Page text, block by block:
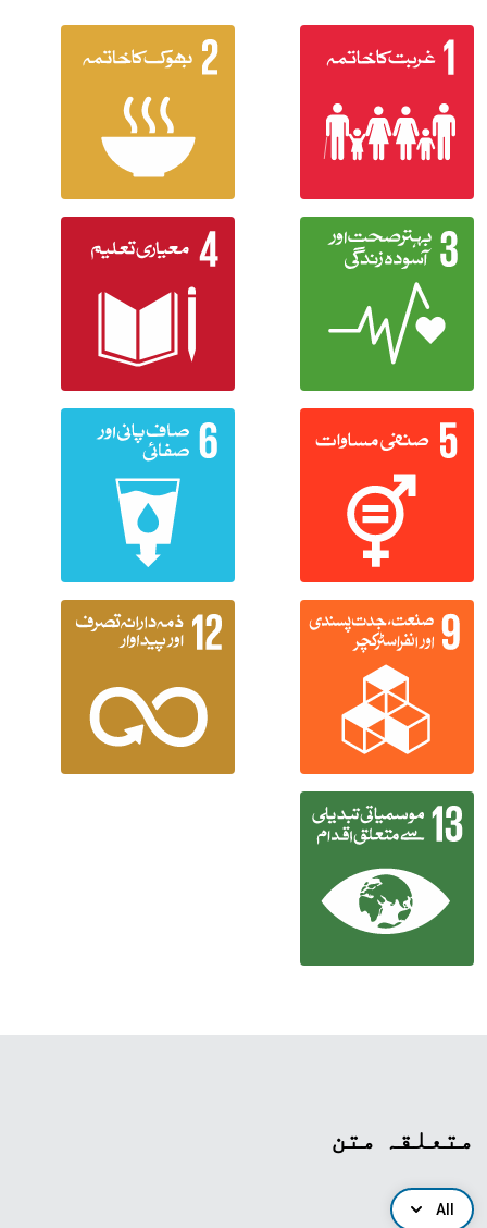
متعلقہ متن
All